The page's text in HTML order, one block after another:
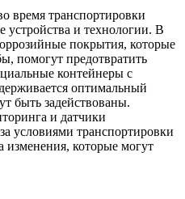
время транспортировки
устройства и технологии. В
покрытия, которые
помогут предотвратить
контейнеры с
оптимальный
быть задействованы.
и датчики
условиями транспортировки
изменения, которые могут